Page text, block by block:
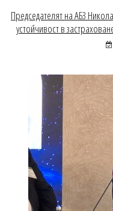
Председателят на АБЗ
устойчивост в